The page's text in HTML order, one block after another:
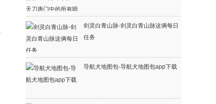
剑灵白青山脉-剑灵白青山脉这俩每日
任务
导航犬地图包-导航犬地图包app下载